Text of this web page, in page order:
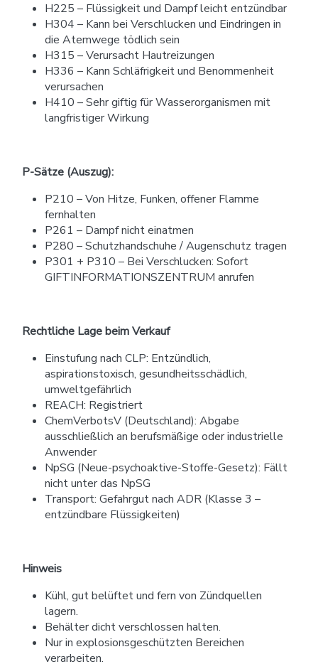
H225 – Flüssigkeit und Dampf leicht entzündbar
H304 – Kann bei Verschlucken und Eindringen in
die Atemwege tödlich sein
H315 – Verursacht Hautreizungen
H336 – Kann Schläfrigkeit und Benommenheit
verursachen
H410 – Sehr giftig für Wasserorganismen mit
langfristiger Wirkung
P-Sätze (Auszug):
P210 – Von Hitze, Funken, offener Flamme
fernhalten
P261 – Dampf nicht einatmen
P280 – Schutzhandschuhe / Augenschutz tragen
P301 + P310 – Bei Verschlucken: Sofort
GIFTINFORMATIONSZENTRUM anrufen
Rechtliche Lage beim Verkauf
Einstufung nach CLP: Entzündlich,
aspirationstoxisch, gesundheitsschädlich,
umweltgefährlich
REACH: Registriert
ChemVerbotsV (Deutschland): Abgabe
ausschließlich an berufsmäßige oder industrielle
Anwender
NpSG (Neue-psychoaktive-Stoffe-Gesetz): Fällt
nicht unter das NpSG
Transport: Gefahrgut nach ADR (Klasse 3 –
entzündbare Flüssigkeiten)
Hinweis
Kühl, gut belüftet und fern von Zündquellen
lagern.
Behälter dicht verschlossen halten.
Nur in explosionsgeschützten Bereichen
verarbeiten.